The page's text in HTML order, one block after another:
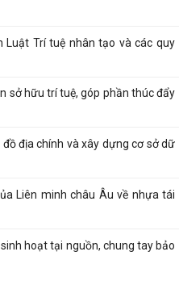
luật về an toàn thực phẩm
hỗ trợ kinh doanh bền vững giai
của Bộ Chính trị về phát triển
Luật Trí tuệ nhân tạo và các quy
sở hữu trí tuệ, góp phần thúc đẩy
địa chính và xây dựng cơ sở dữ